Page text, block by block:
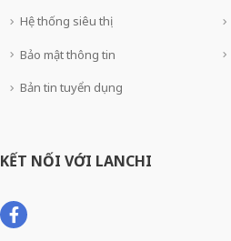
Hệ thống siêu thị
Bảo mật thông tin
Bản tin tuyển dụng
KẾT NỐI VỚI LANCHI